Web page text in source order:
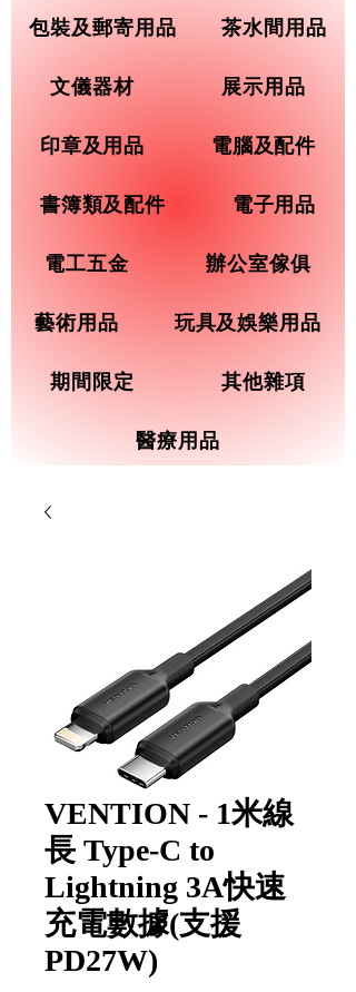
包裝及郵寄用品 茶水間用品
文儀器材 展示用品
印章及用品 電腦及配件
書簿類及配件 電子用品
電工五金 辦公室傢俱
藝術用品 玩具及娛樂用品
期間限定 其他雜項
醫療用品
VENTION - 1米線
長 Type-C to
Lightning 3A快速
充電數據(支援
PD27W)